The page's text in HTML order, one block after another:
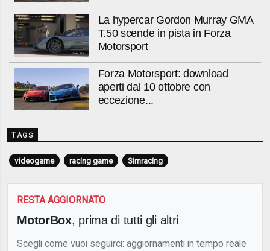
La hypercar Gordon Murray GMA
T.50 scende in pista in Forza
Motorsport
Forza Motorsport: download
aperti dal 10 ottobre con
eccezione...
TAGS
videogame racing game Simracing
RESTA AGGIORNATO
MotorBox, prima di tutti gli altri
Scegli come vuoi seguirci: aggiornamenti in tempo reale